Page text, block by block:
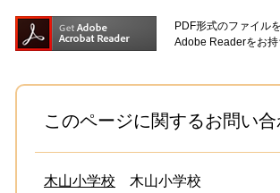
PDF形式のファイル
Adobe Readerをお持
このページに関するお問い
木山小学校
木山小学校